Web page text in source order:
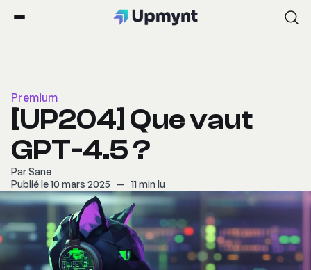
Premium
[UP204] Que vaut
GPT-4.5 ?
ParSane
Publié le 10 mars 2025
— 11 min lu